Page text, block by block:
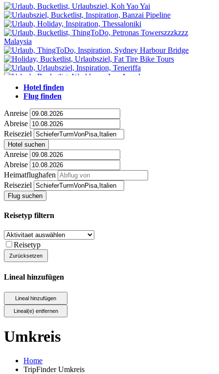
Hotel finden
Flug finden
Anreise
Abreise
Reiseziel
Hotel suchen
Anreise
Abreise
Heimatflughafen
Reiseziel
Flug suchen
Reisetyp filtern
Reisetyp
Lineal hinzufügen
Umkreis
Home
TripFinder Umkreis